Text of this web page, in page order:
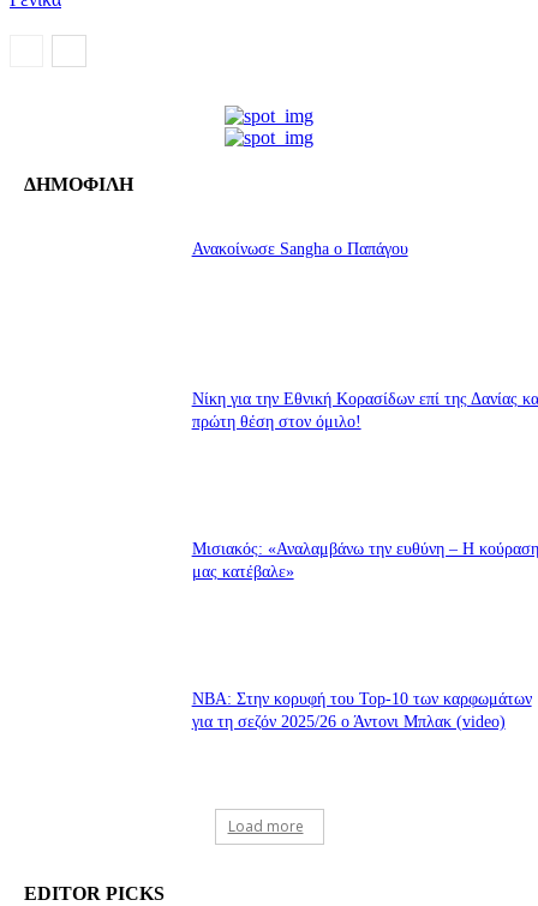
ΔΗΜΟΦΙΛΗ
Ανακοίνωσε Sangha ο Παπάγου
Νίκη για την Εθνική Κορασίδων επί της Δανίας
πρώτη θέση στον όμιλο!
Μισιακός: «Αναλαμβάνω την ευθύνη – Η κούραση
μας κατέβαλε»
ΝΒΑ: Στην κορυφή του Top-10 των καρφωμάτων
για τη σεζόν 2025/26 ο Άντονι Μπλακ (video)
Load more
EDITOR PICKS